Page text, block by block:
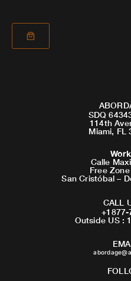
SDQ
114th
Miami, FL
Calle
Free
San Cristóbal –
CALL
Outside US :